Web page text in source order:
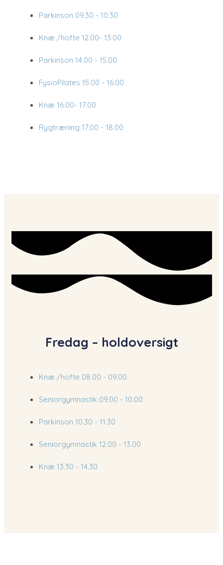
Parkinson 09.30 - 10.30​
Knæ /hofte 12.00- 13.00
Parkinson 14.00 - 15.00
FysioPilates​ 15.00 - 16.00​
Knæ 16.00- 17.00
Rygtræning 17.00 - 18.00​
Fredag – holdoversigt
Knæ /hofte ​08.00 - 09.00​
Seniorgymnastik 09.00 - 10.00
Parkinson 10.30 - 11.30​
Seniorgymnastik 12.00 - 13.00​
Knæ ​13.30 - 14.30​